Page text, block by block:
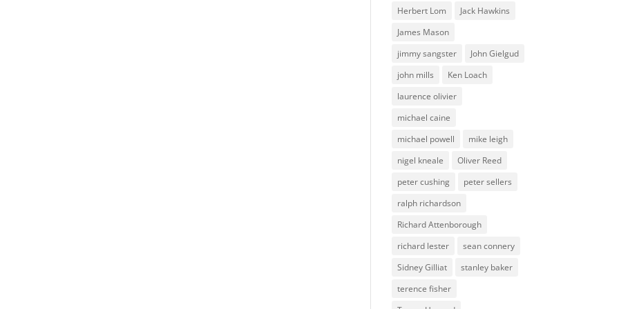
Herbert Lom
Jack Hawkins
James Mason
jimmy sangster
John Gielgud
john mills
Ken Loach
laurence olivier
michael caine
michael powell
mike leigh
nigel kneale
Oliver Reed
peter cushing
peter sellers
ralph richardson
Richard Attenborough
richard lester
sean connery
Sidney Gilliat
stanley baker
terence fisher